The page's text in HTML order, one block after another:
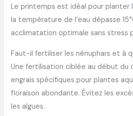
Le printemps est idéal pour planter
la température de l’eau dépasse
acclimatation optimale sans stress
Faut-il fertiliser les nénuphars et à
Une fertilisation ciblée au début du
engrais spécifiques pour plantes
floraison abondante. Évitez les
les algues.